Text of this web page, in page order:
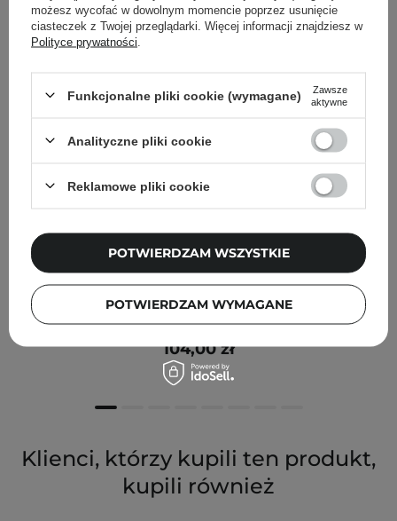
Pyunkang Yul - Intensive Repair Cream - Regenerujący
Krem Naprawczy - 50ml
104,00 zł
Klienci, którzy kupili ten produkt,
kupili również
możesz wycofać w dowolnym momencie poprzez usunięcie
ciasteczek z Twojej przeglądarki. Więcej informacji znajdziesz w
Polityce prywatności
Funkcjonalne pliki cookie (wymagane)
Zawsze
aktywne
Analityczne pliki cookie
Reklamowe pliki cookie
POTWIERDZAM WYMAGANE
POTWIERDZAM WSZYSTKIE